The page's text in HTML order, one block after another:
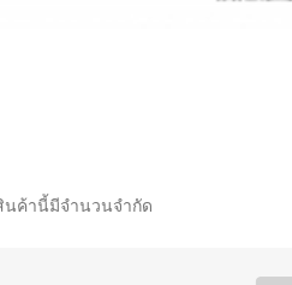
นค้านี้มีจำนวนจำกัด